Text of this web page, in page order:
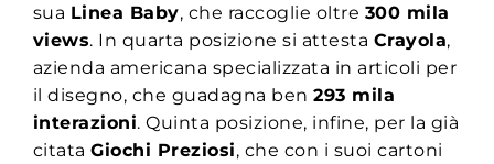
sua Linea Baby, che raccoglie oltre 300 mila
views. In quarta posizione si attesta Crayola,
azienda americana specializzata in articoli per
il disegno, che guadagna ben293 mila
interazioni. Quinta posizione, infine, per la già
citataGiochi Preziosi, che con i suoi cartoni